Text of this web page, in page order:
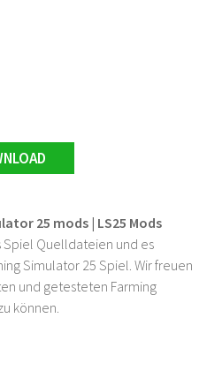
25 mods | LS25 Mods
Spiel Quelldateien und es
Simulator 25 Spiel. Wir freuen
und getesteten Farming
können.